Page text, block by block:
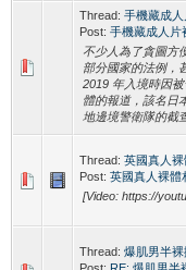
Thread: 手機藏成
Post: 手機藏成人片
不少人為了貪圖方
部分國家的法例，
2019 年入境時因
體的報道，該名日
地邊境警衛隊的截
Thread: 英國真人裸
Post: 英國真人裸體
[Video: https://
Thread: 爆肌男半